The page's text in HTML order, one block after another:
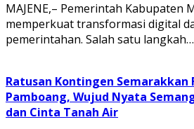
MAJENE,– Pemerintah Kabupaten
memperkuat transformasi digital
pemerintahan. Salah satu langkah…
Ratusan Kontingen Semarakkan
Pamboang, Wujud Nyata
dan Cinta Tanah Air